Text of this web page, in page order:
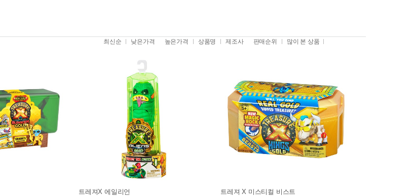
최신순
낮은가격 높은가격 상품명 제조사 판매순위 많이 본 상품
트레져X 에일리언
트레져 X 미스티컬 비스트